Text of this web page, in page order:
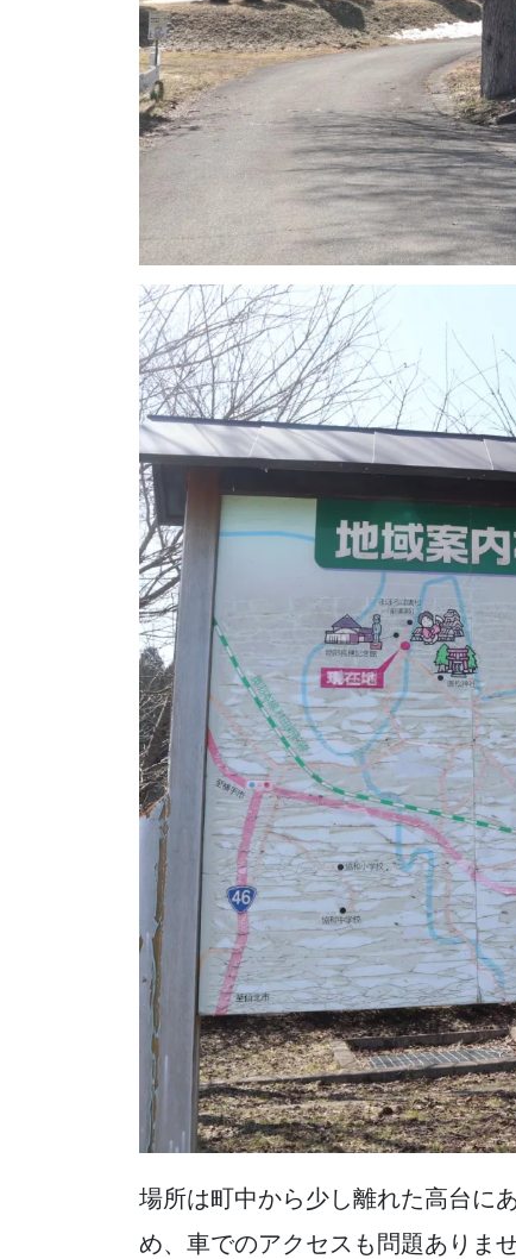
場所は町中から少し離れた高台に
め、車でのアクセスも問題ありま